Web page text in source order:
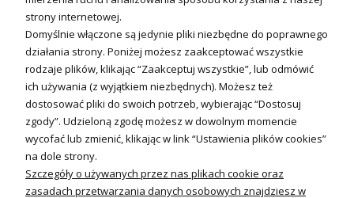
Kuchnia i Wentylacja
Kuchnia
Zlewozmywaki
Baterie kuchenne
Młynki do odpadów
Wentylacja i Informacje
strony internetowej.
Domyślnie włączone są jedynie pliki niezbędne do poprawnego
działania strony. Poniżej możesz zaakceptować wszystkie
rodzaje plików, klikając “Zaakceptuj wszystkie”, lub odmówić
ich używania (z wyjątkiem niezbędnych). Możesz też
dostosować pliki do swoich potrzeb, wybierając “Dostosuj
zgody”. Udzieloną zgodę możesz w dowolnym momencie
wycofać lub zmienić, klikając w link “Ustawienia plików cookies”
na dole strony.
Szczegóły o używanych przez nas plikach cookie oraz
zasadach przetwarzania danych osobowych znajdziesz w